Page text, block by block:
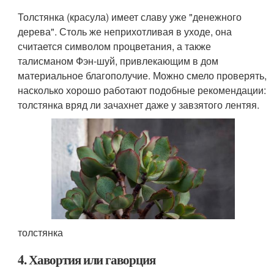
Толстянка (красула) имеет славу уже "денежного
дерева". Столь же неприхотливая в уходе, она
считается символом процветания, а также
талисманом Фэн-шуй, привлекающим в дом
материальное благополучие. Можно смело проверять,
насколько хорошо работают подобные рекомендации:
толстянка вряд ли зачахнет даже у завзятого лентяя.
толстянка
4. Хавортия или гаворция